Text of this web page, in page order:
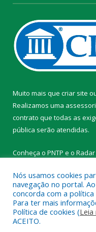
Muito mais que criar site
Realizamos uma
contrato que todas as
pública serão atendidas.
Conheça o PNTP e o
Todos os direitos
Nós usamos cookies
navegação no portal.
concorda com a
Para ter mais
Política de cookies (Leia
ACEITO.